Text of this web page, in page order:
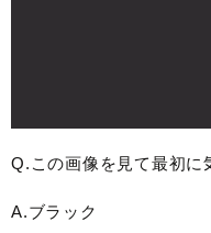
Q.この画像を見て最初に
A.ブラック